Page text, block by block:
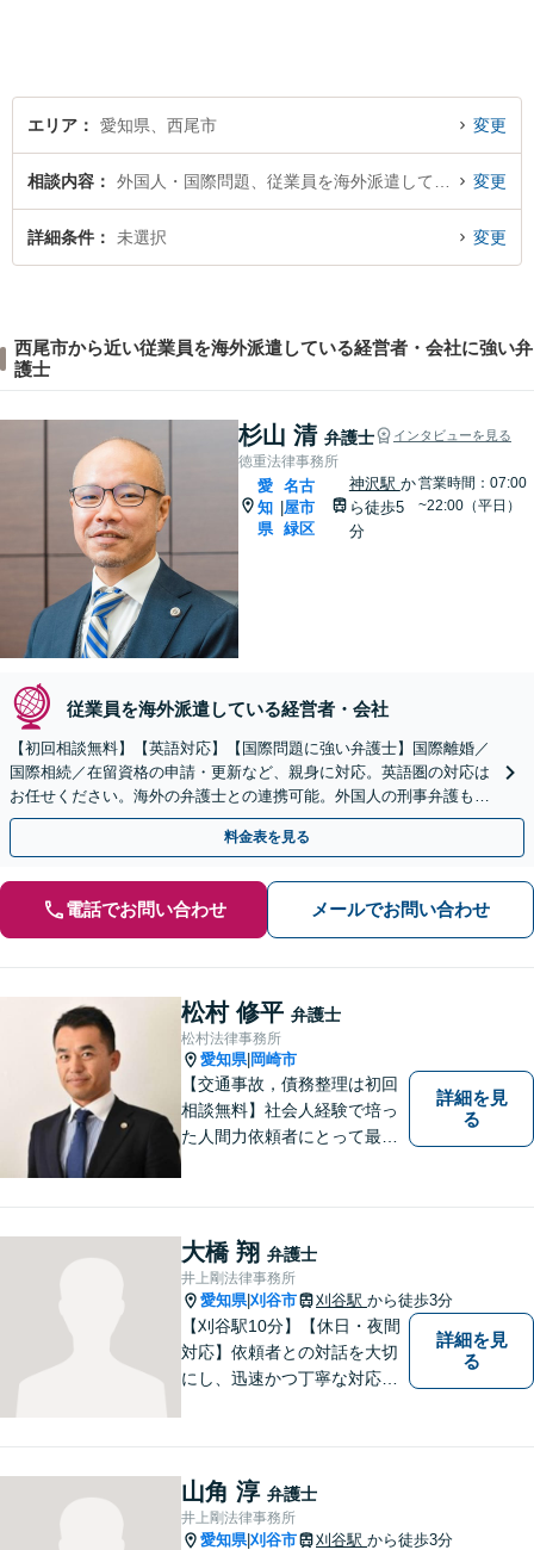
エリア 愛知県、西尾市 変更
相談内容 変更
詳細条件 未選択 変更
西尾市から近い従業員を海外派遣している経営者・会社に強い弁
護士
杉山 清 弁護士 インタビューを見る
徳重法律事務所
愛
知
県
名古
屋市
緑区
神沢駅 か
ら徒歩5
分
営業時間：07:00
~22:00（平日）
従業員を海外派遣している経営者・会社
【初回相談無料】【英語対応】【国際問題に強い弁護士】国際離婚／
国際相続／在留資格の申請・更新など、親身に対応。英語圏の対応は
お任せください。海外の弁護士との連携可能。外国人の刑事弁護も承
ります【夜間・休日の相談可能】【徳重駅／神沢駅5分】
料金表を見る
電話でお問い合わせ メールでお問い合わせ
松村 修平 弁護士
松村法律事務所
愛知県| 岡崎市
【交通事故，債務整理は初回
相談無料】社会人経験で培っ
た人間力依頼者にとって最大
を追求する弁護士です。
詳細を見
る
大橋 翔 弁護士
井上剛法律事務所
愛知県|刈谷市 刈谷駅 から徒歩3分
【刈谷駅10分】【休日・夜間
対応】依頼者との対話を大切
にし、迅速かつ丁寧な対応を
サービスを提供。【駐車場完
備】
詳細を見
る
山角 淳 弁護士
井上剛法律事務所
愛知県|刈谷市 刈谷駅 から徒歩3分